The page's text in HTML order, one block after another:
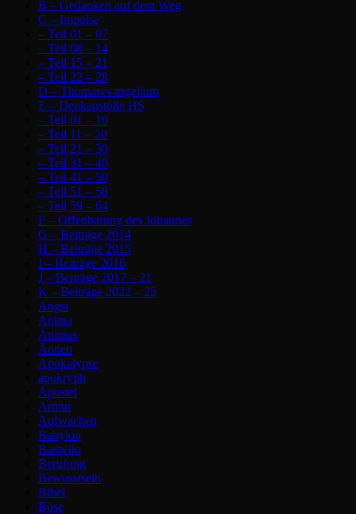
B – Gedanken auf dem Weg
C – Impulse
– Teil 01 – 07
– Teil 08 – 14
– Teil 15 – 21
– Teil 22 – 28
D – Thomasevangelium
E – Denkanstöße HS
– Teil 01 – 10
– Teil 11 – 20
– Teil 21 – 30
– Teil 31 – 40
– Teil 41 – 50
– Teil 51 – 58
– Teil 59 – 64
F – Offenbarung des Johannes
G – Beiträge 2014
H – Beiträge 2015
I – Beiträge 2016
J – Beiträge 2017 – 21
K – Beiträge 2022 – 25
Angst
Anima
Animus
Äonen
Apokalypse
apokryph
Apostel
Armut
Aufwachen
Babylon
Barbello
Berufung
Bewusstsein
Bibel
Böse